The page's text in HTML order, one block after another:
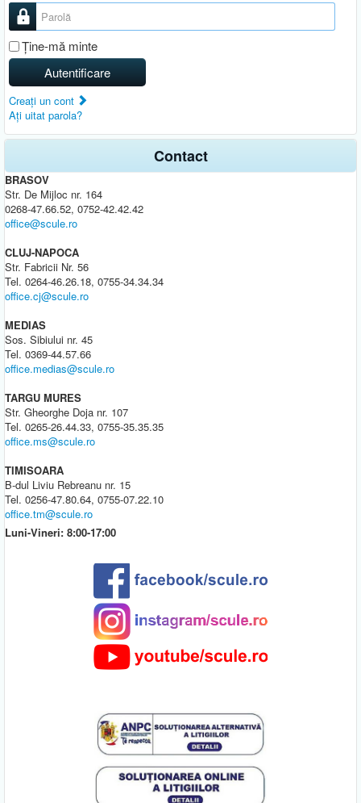
Parolă
Ţine-mă minte
Autentificare
Creaţi un cont
Aţi uitat parola?
Contact
BRASOV
Str. De Mijloc nr. 164
0268-47.66.52, 0752-42.42.42
office@scule.ro
CLUJ-NAPOCA
Str. Fabricii Nr. 56
Tel. 0264-46.26.18, 0755-34.34.34
office.cj@scule.ro
MEDIAS
Sos. Sibiului nr. 45
Tel. 0369-44.57.66
office.medias@scule.ro
TARGU MURES
Str. Gheorghe Doja nr. 107
Tel. 0265-26.44.33, 0755-35.35.35
office.ms@scule.ro
TIMISOARA
B-dul Liviu Rebreanu nr. 15
Tel. 0256-47.80.64, 0755-07.22.10
office.tm@scule.ro
Luni-Vineri: 8:00-17:00